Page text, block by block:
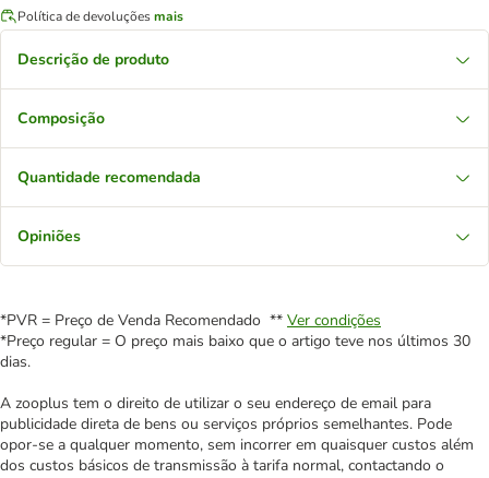
Política de devoluçõesmais
Descrição de produto
Composição
Quantidade recomendada
Opiniões
*PVR = Preço de Venda Recomendado ** Ver condições
*Preço regular = O preço mais baixo que o artigo teve nos últimos 30
dias.
A zooplus tem o direito de utilizar o seu endereço de email para
publicidade direta de bens ou serviços próprios semelhantes. Pode
opor-se a qualquer momento, sem incorrer em quaisquer custos além
dos custos básicos de transmissão à tarifa normal, contactando o